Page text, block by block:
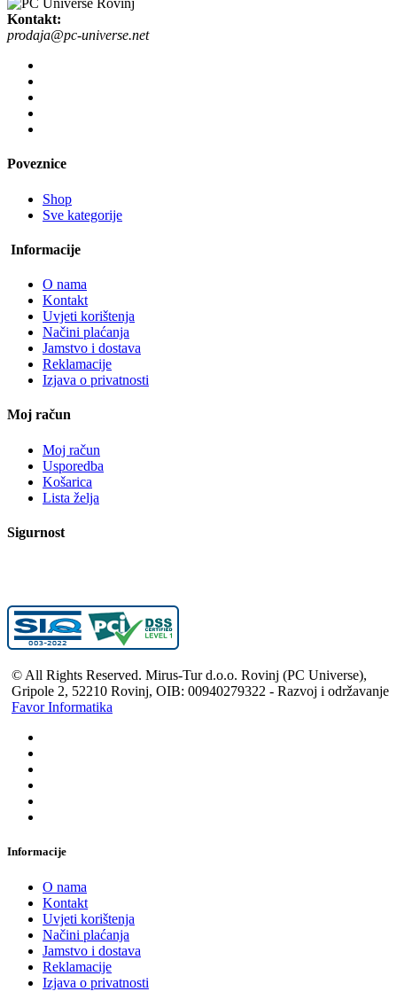
Kontakt:
prodaja@pc-universe.net
Poveznice
Shop
Sve kategorije
Informacije
O nama
Kontakt
Uvjeti korištenja
Načini plaćanja
Jamstvo i dostava
Reklamacije
Izjava o privatnosti
Moj račun
Moj račun
Usporedba
Košarica
Lista želja
Sigurnost
© All Rights Reserved. Mirus-Tur d.o.o. Rovinj (PC Universe),
Gripole 2, 52210 Rovinj, OIB: 00940279322 - Razvoj i održavanje
Favor Informatika
Informacije
O nama
Kontakt
Uvjeti korištenja
Načini plaćanja
Jamstvo i dostava
Reklamacije
Izjava o privatnosti